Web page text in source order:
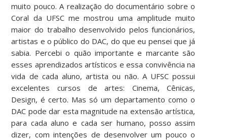
muito pouco. A realização do documentário sobre o
Coral da UFSC me mostrou uma amplitude muito
maior do trabalho desenvolvido pelos funcionários,
artistas e o público do DAC, do que eu pensei que já
sabia. Percebi o quão importante e marcante são
esses aprendizados artísticos e essa convivência na
vida de cada aluno, artista ou não. A UFSC possui
excelentes cursos de artes: Cinema, Cênicas,
Design, é certo. Mas só um departamento como o
DAC pode dar esta magnitude na extensão artística,
para cada aluno e cada ser humano, posso assim
dizer, com intenções de desenvolver um pouco o